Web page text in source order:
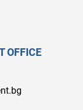
OFFICE